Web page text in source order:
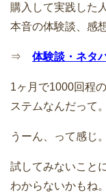
購入して実践した
本音の体験談、感
⇒ 体験談・ネタ
1ヶ月で1000回程
ステムなんだって。
うーん、って感じ。
試してみないこと
わからないかもね。